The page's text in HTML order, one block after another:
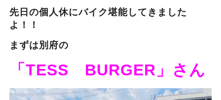
先日の個人休にバイク堪能してきました
よ！！
まずは別府の
「TESS BURGER」さん